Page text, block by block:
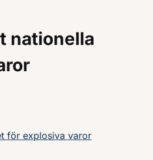
nationella
för explosiva varor